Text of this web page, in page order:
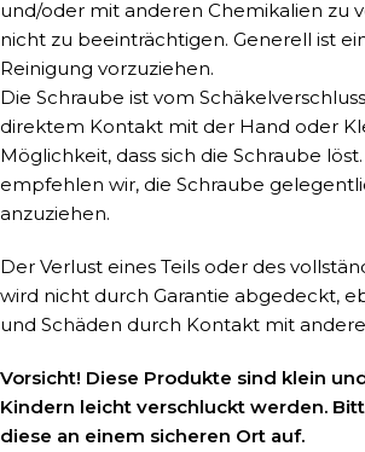
und/oder mit anderen Chemikalien zu
nicht zu beeinträchtigen. Generell ist
Reinigung vorzuziehen.
Die Schraube ist vom
direktem Kontakt mit der Hand oder
Möglichkeit, dass sich die Schraube
empfehlen wir, die Schraube
anzuziehen.
Der Verlust eines Teils oder des
wird nicht durch Garantie abgedeckt,
und Schäden durch Kontakt mit
Vorsicht! Diese Produkte sind klein
Kindern leicht verschluckt werden.
diese an einem sicheren Ort auf.